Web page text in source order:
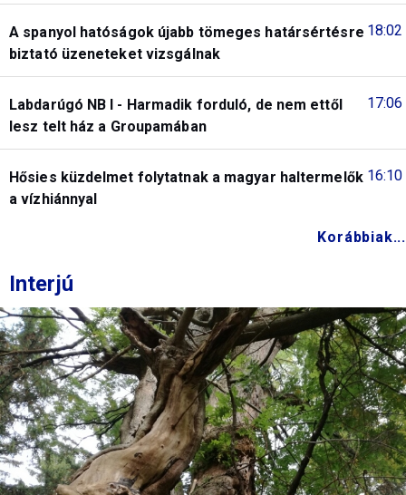
18:02
A spanyol hatóságok újabb tömeges határsértésre
biztató üzeneteket vizsgálnak
17:06
Labdarúgó NB I - Harmadik forduló, de nem ettől
lesz telt ház a Groupamában
16:10
Hősies küzdelmet folytatnak a magyar haltermelők
a vízhiánnyal
Korábbiak...
Interjú